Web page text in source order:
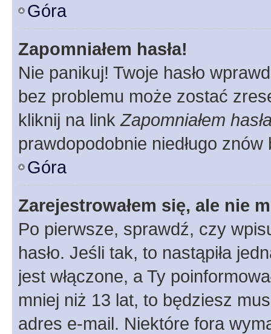
Góra
Zapomniałem hasła!
Nie panikuj! Twoje hasło
bez problemu może zostać
kliknij na linkZapomniałem
prawdopodobnie niedługo
Góra
Zarejestrowałem się, ale nie
Po pierwsze, sprawdź, czy
hasło. Jeśli tak, to nastąpiła
jest włączone, a Ty
mniej niż 13 lat, to będziesz
adres e-mail. Niektóre fora